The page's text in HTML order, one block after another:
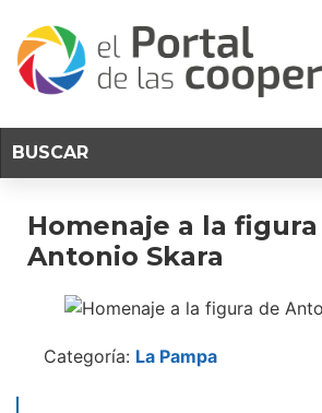
Homenaje a la
Antonio Skara
Categoría: La Pampa